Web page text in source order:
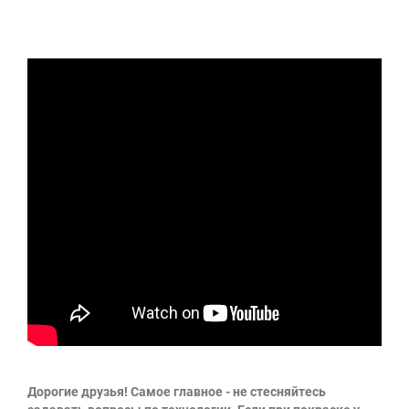
Дорогие друзья! Самое главное - не стесняйтесь